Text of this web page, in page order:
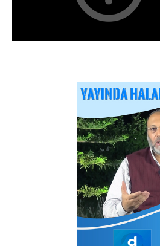
Sorular ve Cevaplar
Arakan Müslümanları İslam
Hizb-ut Tahrir Emirine Sorulanlar